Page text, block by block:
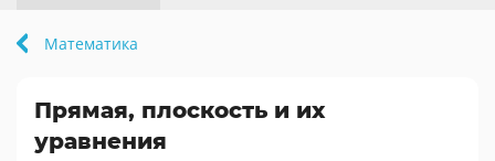
Математика
Прямая, плоскость и их
уравнения